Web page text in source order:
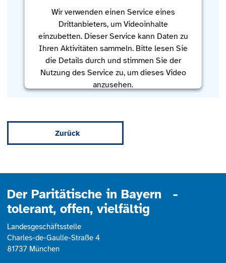
Wir verwenden einen Service eines
Drittanbieters, um Videoinhalte
einzubetten. Dieser Service kann Daten zu
Ihren Aktivitäten sammeln. Bitte lesen Sie
die Details durch und stimmen Sie der
Nutzung des Service zu, um dieses Video
anzusehen.
Management Platform
Zurück
Der Paritätische in Bayern -
tolerant, offen, vielfältig
Landesgeschäftsstelle
Charles-de-Gaulle-Straße 4
81737 München